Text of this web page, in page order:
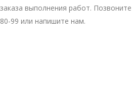
заказа выполнения работ.
80-99 или напишите нам.